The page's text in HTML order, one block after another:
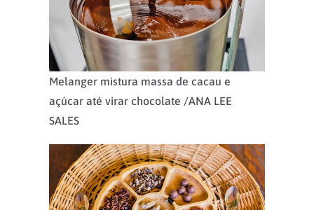
Melanger mistura massa de cacau e
açúcar até virar chocolate /ANA LEE
SALES